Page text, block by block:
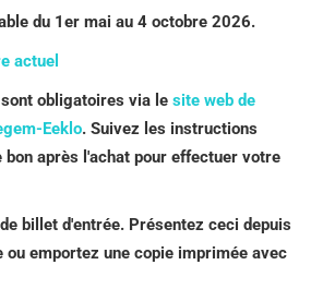
du 1er mai au 4 octobre 2026.
actuel
obligatoires via lesite web de
Eeklo. Suivez les instructions
après l'achat pour effectuer votre
billet d'entrée. Présentez ceci depuis
ou emportez une copie imprimée avec